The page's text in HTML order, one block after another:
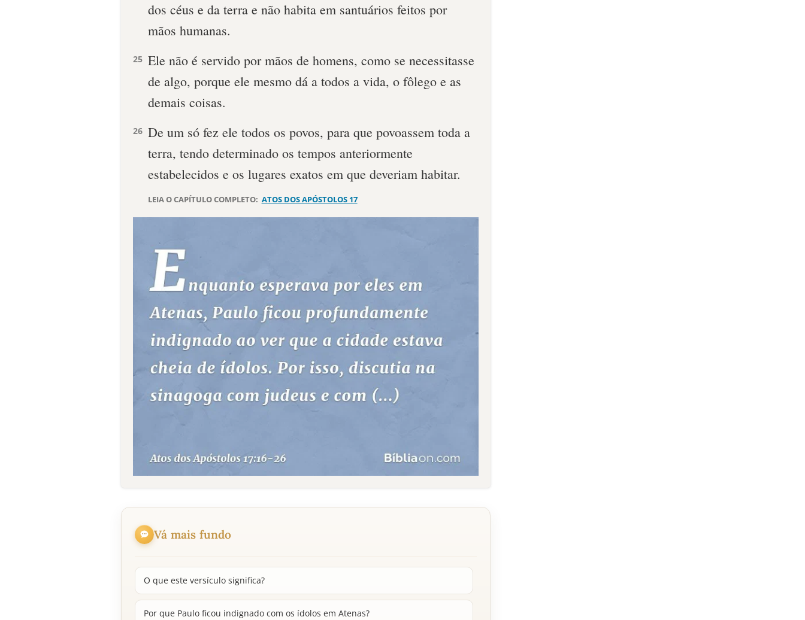
dos céus e da terra e não habita em santuários feitos por
mãos humanas.
25 Ele não é servido por mãos de homens, como se necessitasse
de algo, porque ele mesmo dá a todos a vida, o fôlego e as
demais coisas.
26 De um só fez ele todos os povos, para que povoassem toda a
terra, tendo determinado os tempos anteriormente
estabelecidos e os lugares exatos em que deveriam habitar.
LEIA O CAPÍTULO COMPLETO: ATOS DOS APÓSTOLOS 17
Vá mais fundo
O que este versículo significa?
Por que Paulo ficou indignado com os ídolos em Atenas?